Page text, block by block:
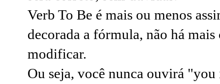
Verb To Be é mais ou menos
decorada a fórmula, não há
modificar.
Ou seja, você nunca ouvirá